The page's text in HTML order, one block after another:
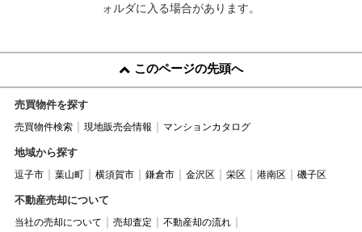
ォルダに入る場合があります。
このページの先頭へ
売買物件を探す
売買物件検索 現地販売会情報 マンションカタログ
地域から探す
逗子市 葉山町 横須賀市 鎌倉市 金沢区 栄区 港南区 磯子区
不動産売却について
当社の売却について 売却査定
不動産却の流れ